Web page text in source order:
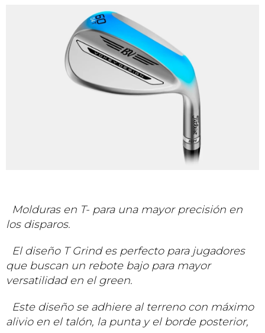
Molduras en T- para una mayor precisión en
los disparos.
El diseño T Grind es perfecto para jugadores
que buscan un rebote bajo para mayor
versatilidad en el green.
Este diseño se adhiere al terreno con máximo
alivio en el talón, la punta y el borde posterior,